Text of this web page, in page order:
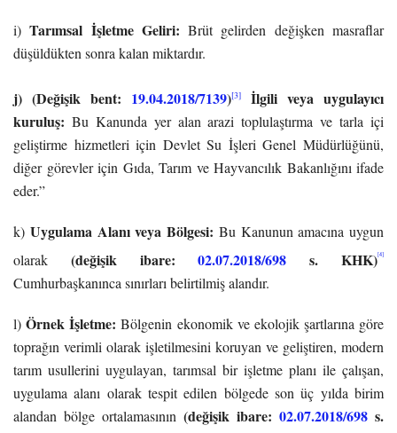
i)Tarımsal İşletme Geliri: Brüt gelirden değişken masraflar
düşüldükten sonra kalan miktardır.
j) (Değişik bent: 19.04.2018/7139)[3]
İlgili veya uygulayıcı
kuruluş: Bu Kanunda yer alan arazi toplulaştırma ve tarla içi
geliştirme hizmetleri için Devlet Su İşleri Genel Müdürlüğünü,
diğer görevler için Gıda, Tarım ve Hayvancılık Bakanlığını ifade
eder.”
k) Uygulama Alanı veya Bölgesi: Bu Kanunun amacına uygun
olarak (değişik ibare:02.07.2018/698 s. KHK)[4]
Cumhurbaşkanınca sınırları belirtilmiş alandır.
l)Örnek İşletme: Bölgenin ekonomik ve ekolojik şartlarına göre
toprağın verimli olarak işletilmesini koruyan ve geliştiren, modern
tarım usullerini uygulayan, tarımsal bir işletme planı ile çalışan,
uygulama alanı olarak tespit edilen bölgede son üç yılda birim
alandan bölge ortalamasının (değişik ibare: 02.07.2018/698 s.